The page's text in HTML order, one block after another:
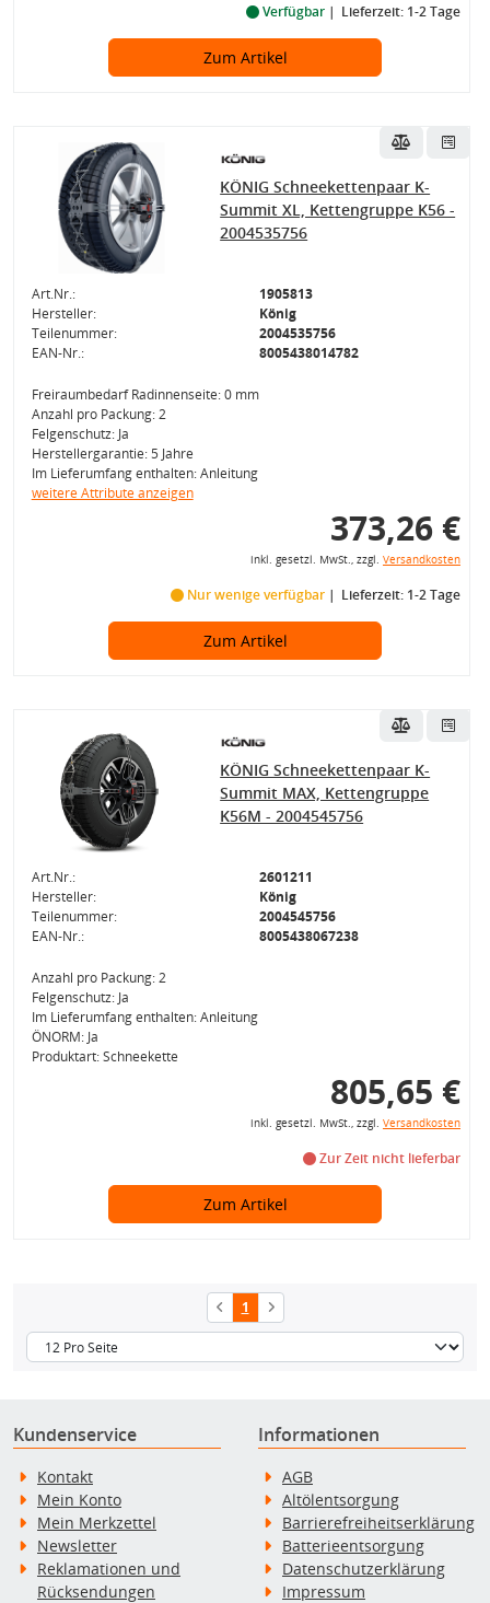
Verfügbar Lieferzeit: 1-2 Tage
Zum Artikel
KÖNIG Schneekettenpaar K-
Summit XL, Kettengruppe K56 -
2004535756
Art.Nr.:
1905813
Hersteller:
König
Teilenummer:
2004535756
EAN-Nr.:
8005438014782
Freiraumbedarf Radinnenseite: 0 mm
Anzahl pro Packung: 2
Felgenschutz: Ja
Herstellergarantie: 5 Jahre
Im Lieferumfang enthalten: Anleitung
weitere Attribute anzeigen
373,26 €
inkl. gesetzl. MwSt., zzgl. Versandkosten
Nur wenige verfügbar Lieferzeit: 1-2 Tage
Zum Artikel
KÖNIG Schneekettenpaar K-
Summit MAX, Kettengruppe
K56M - 2004545756
Art.Nr.:
2601211
Hersteller:
König
Teilenummer:
2004545756
EAN-Nr.:
8005438067238
Anzahl pro Packung: 2
Felgenschutz: Ja
Im Lieferumfang enthalten: Anleitung
ÖNORM: Ja
Produktart: Schneekette
805,65 €
inkl. gesetzl. MwSt., zzgl. Versandkosten
Zur Zeit nicht lieferbar
Zum Artikel
1
Kundenservice
Kontakt
Mein Konto
Mein Merkzettel
Newsletter
Reklamationen und
Rücksendungen
Informationen
AGB
Altölentsorgung
Barrierefreiheitserklärung
Batterieentsorgung
Datenschutzerklärung
Impressum